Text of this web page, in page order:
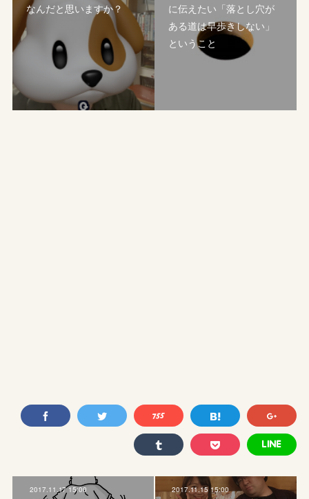
なんだと思いますか？
に伝えたい「落とし穴が
ある道は早歩きしない」
ということ
2017.11.17 15:00 2017.11.15 15:00